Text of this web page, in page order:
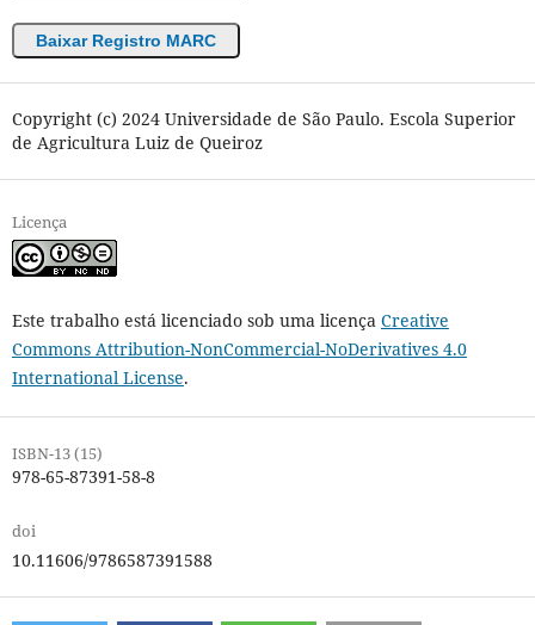
Baixar Registro MARC
Copyright (c) 2024 Universidade de São Paulo. Escola Superior
de Agricultura Luiz de Queiroz
Licença
Este trabalho está licenciado sob uma licença Creative
Commons Attribution-NonCommercial-NoDerivatives 4.0
International License.
ISBN-13 (15)
978-65-87391-58-8
doi
10.11606/9786587391588